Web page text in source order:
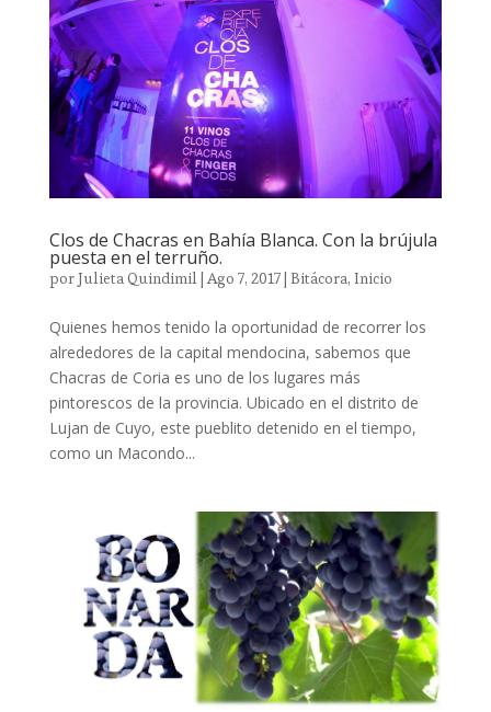
Clos de Chacras en Bahía Blanca. Con la brújula
puesta en el terruño.
porJulieta Quindimil| Ago 7, 2017| Bitácora, Inicio
Quienes hemos tenido la oportunidad de recorrer los
alrededores de la capital mendocina, sabemos que
Chacras de Coria es uno de los lugares más
pintorescos de la provincia. Ubicado en el distrito de
Lujan de Cuyo, este pueblito detenido en el tiempo,
como un Macondo...